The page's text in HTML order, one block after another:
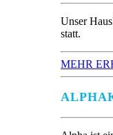
Unser
statt.
MEHR